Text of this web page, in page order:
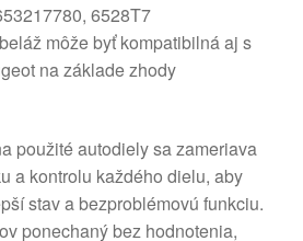
6528T7
môže byť kompatibilná aj s
na základe zhody
použité autodiely sa zameriava
a kontrolu každého dielu, aby
stav a bezproblémovú funkciu.
ponechaný bez hodnotenia,